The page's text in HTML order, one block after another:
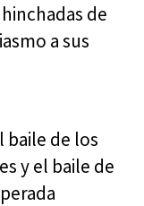
de
a sus
baile de los
y el baile de